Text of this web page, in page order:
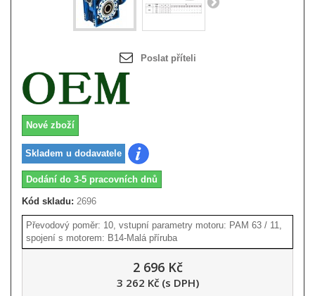
Poslat příteli
Nové zboží
Skladem u dodavatele
Dodání do 3-5 pracovních dnů
Kód skladu: 2696
Převodový poměr: 10, vstupní parametry motoru: PAM 63 / 11,
spojení s motorem: B14-Malá příruba
2 696 Kč
3 262 Kč (s DPH)